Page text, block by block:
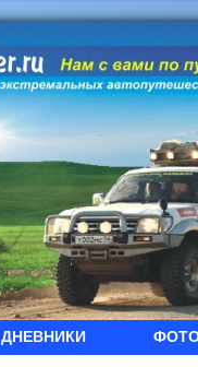
ДНЕВНИКИ